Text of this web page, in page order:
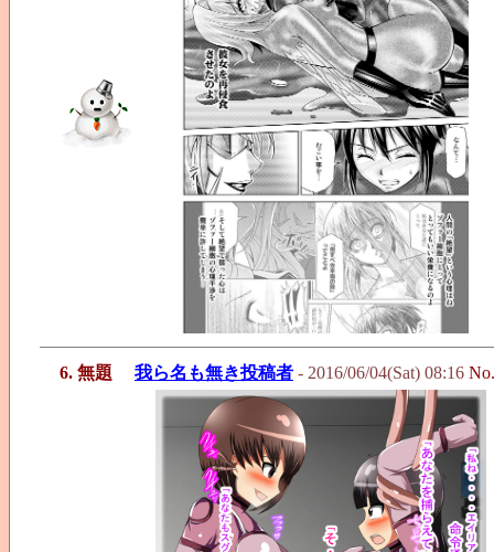
6. 無題 我ら名も無き投稿者 - 2016/06/04(Sat) 08:16